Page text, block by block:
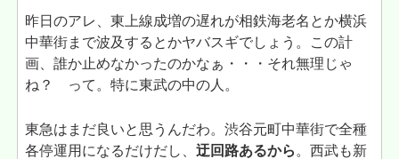
昨日のアレ、東上線成増の遅れが相鉄海老名とか横浜
中華街まで波及するとかヤバスギでしょう。この計
画、誰か止めなかったのかなぁ・・・それ無理じゃ
ね？ って。特に東武の中の人。
東急はまだ良いと思うんだわ。渋谷元町中華街で全種
各停運用になるだけだし、迂回路あるから 。西武も新